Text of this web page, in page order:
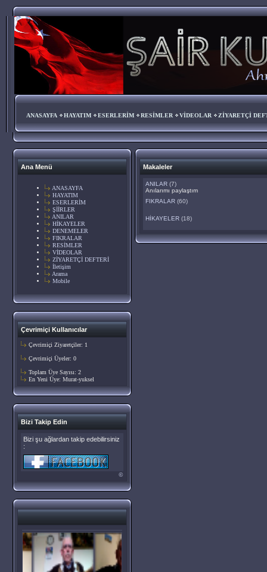
ANASAYFA HAYATIM ESERLERİM RESİMLER VİDEOLAR ZİYARETÇİ
Ana Menü
ANASAYFA
HAYATIM
ESERLERİM
ŞİİRLER
ANILAR
HİKAYELER
DENEMELER
FIKRALAR
RESİMLER
VİDEOLAR
ZİYARETÇİ DEFTERİ
İletişim
Arama
Mobile
Çevrimiçi Kullanıcılar
Çevrimiçi Ziyaretçiler: 1
Çevrimiçi Üyeler: 0
Toplam Üye Sayısı: 2
En Yeni Üye: Murat-yuksel
Bizi Takip Edin
Bizi şu ağlardan takip edebilirsiniz
:
©
Makaleler
ANILAR (7)
Anılarımı paylaştım
FIKRALAR (60)
HİKAYELER (18)